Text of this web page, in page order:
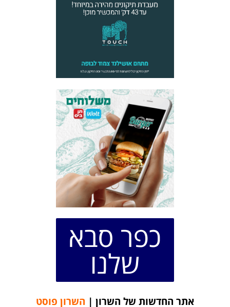
כפר סבא
שלנו
אתר החדשות של השרון | השרון פוסט